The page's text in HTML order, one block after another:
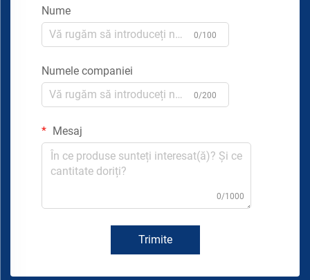
Nume
0/100
Numele companiei
0/200
Mesaj
0/1000
Trimite